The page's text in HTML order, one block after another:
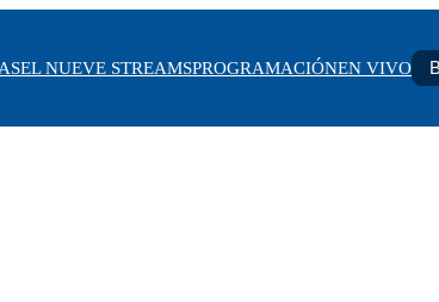
EL NUEVE STREAMSPROGRAMACIÓNEN VIVO